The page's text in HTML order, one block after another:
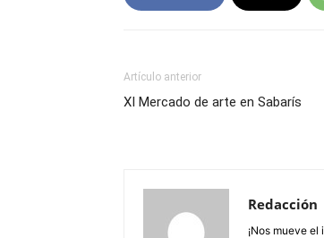
Artículo anterior
XI Mercado de arte en Sabarís
Redacción
¡Nos mueve